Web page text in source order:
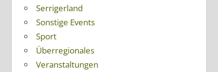
Serrigerland
Sonstige Events
Sport
Überregionales
Veranstaltungen